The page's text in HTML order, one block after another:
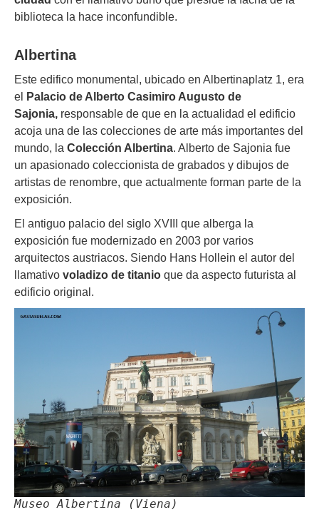
biblioteca la hace inconfundible.
Albertina
Este edifico monumental, ubicado en Albertinaplatz 1, era
el
Palacio de Alberto Casimiro Augusto de
Sajonia, responsable de que en la actualidad el edificio
acoja una de las colecciones de arte más importantes del
mundo, la Colección Albertina. Alberto de Sajonia fue
un apasionado coleccionista de grabados y dibujos de
artistas de renombre, que actualmente forman parte de la
exposición.
El antiguo palacio del siglo XVIII que alberga la
exposición fue modernizado en 2003 por varios
arquitectos austriacos. Siendo Hans Hollein el autor del
llamativo voladizo de titanio que da aspecto futurista al
edificio original.
Museo Albertina (Viena)